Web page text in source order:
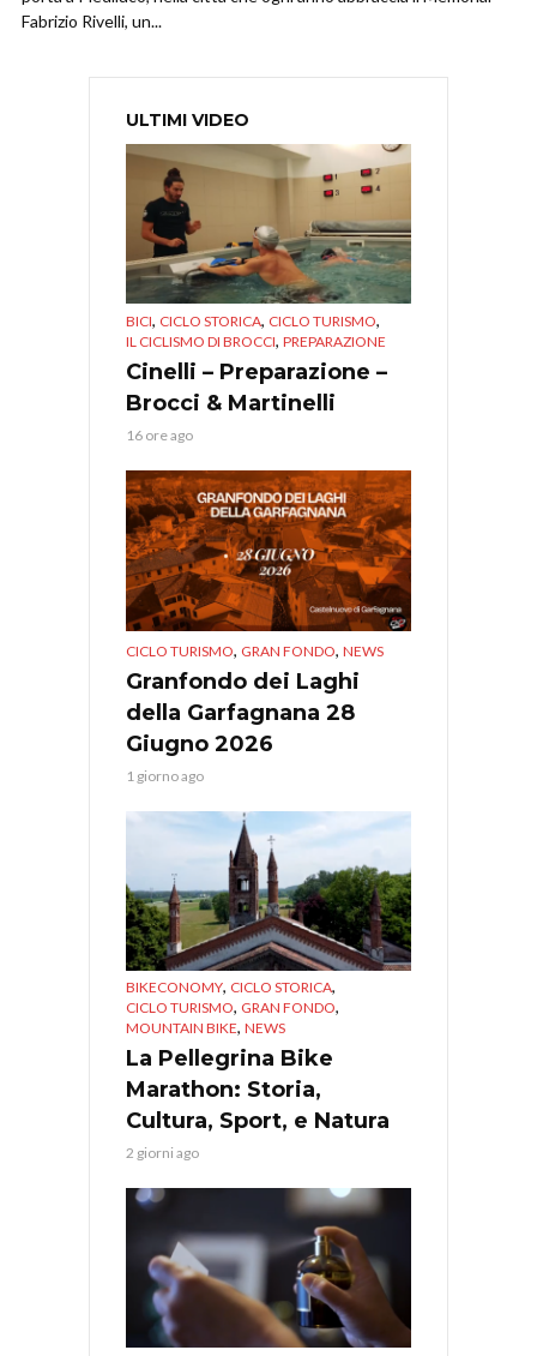
Fabrizio Rivelli, un...
ULTIMI VIDEO
BICI, CICLO STORICA, CICLO TURISMO,
IL CICLISMO DI BROCCI, PREPARAZIONE
Cinelli – Preparazione –
Brocci & Martinelli
16 ore ago
CICLO TURISMO, GRAN FONDO, NEWS
Granfondo dei Laghi
della Garfagnana 28
Giugno 2026
1 giorno ago
BIKECONOMY, CICLO STORICA,
CICLO TURISMO, GRAN FONDO,
MOUNTAIN BIKE, NEWS
La Pellegrina Bike
Marathon: Storia,
Cultura, Sport, e Natura
2 giorni ago